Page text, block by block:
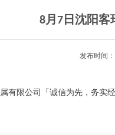
8月7日沈阳客
发布时间
有限公司「诚信为先，务实